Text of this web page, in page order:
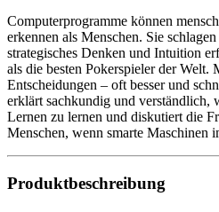
Computerprogramme können
erkennen als Menschen. Sie
strategisches Denken und Intuition
als die besten Pokerspieler der Welt.
Entscheidungen – oft besser und
erklärt sachkundig und verständlich,
Lernen zu lernen und diskutiert die
Menschen, wenn smarte Maschinen
Produktbeschreibung